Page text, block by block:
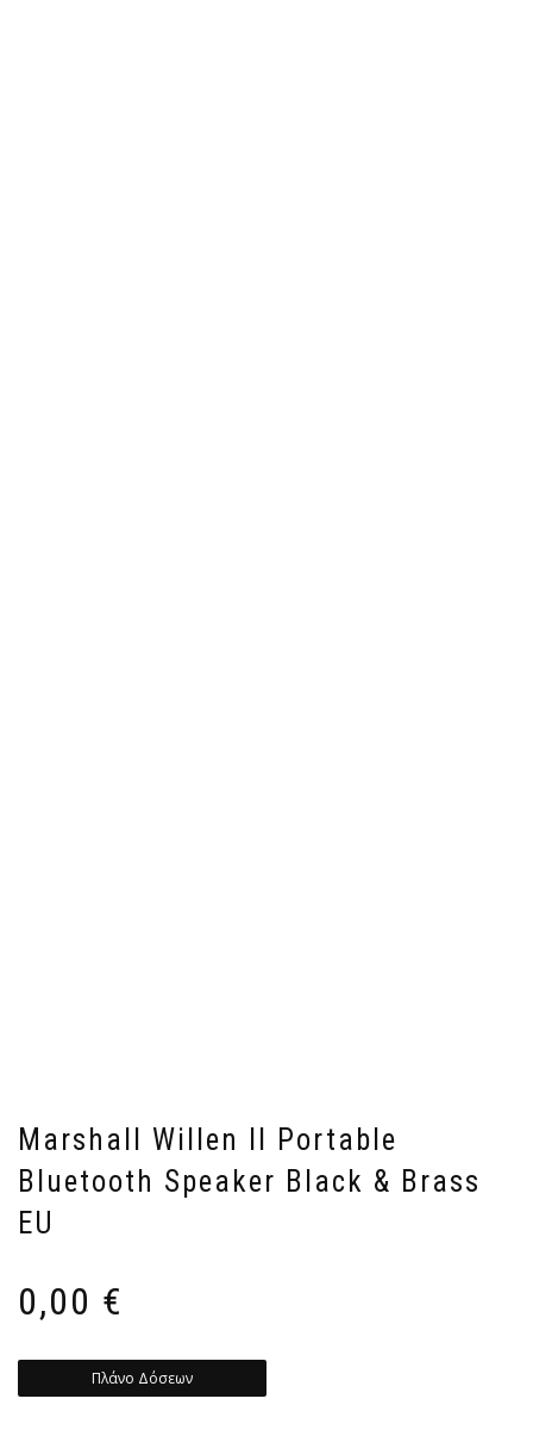
Marshall Willen II Portable
Bluetooth Speaker Black & Brass
EU
0,00 €
Πλάνο Δόσεων